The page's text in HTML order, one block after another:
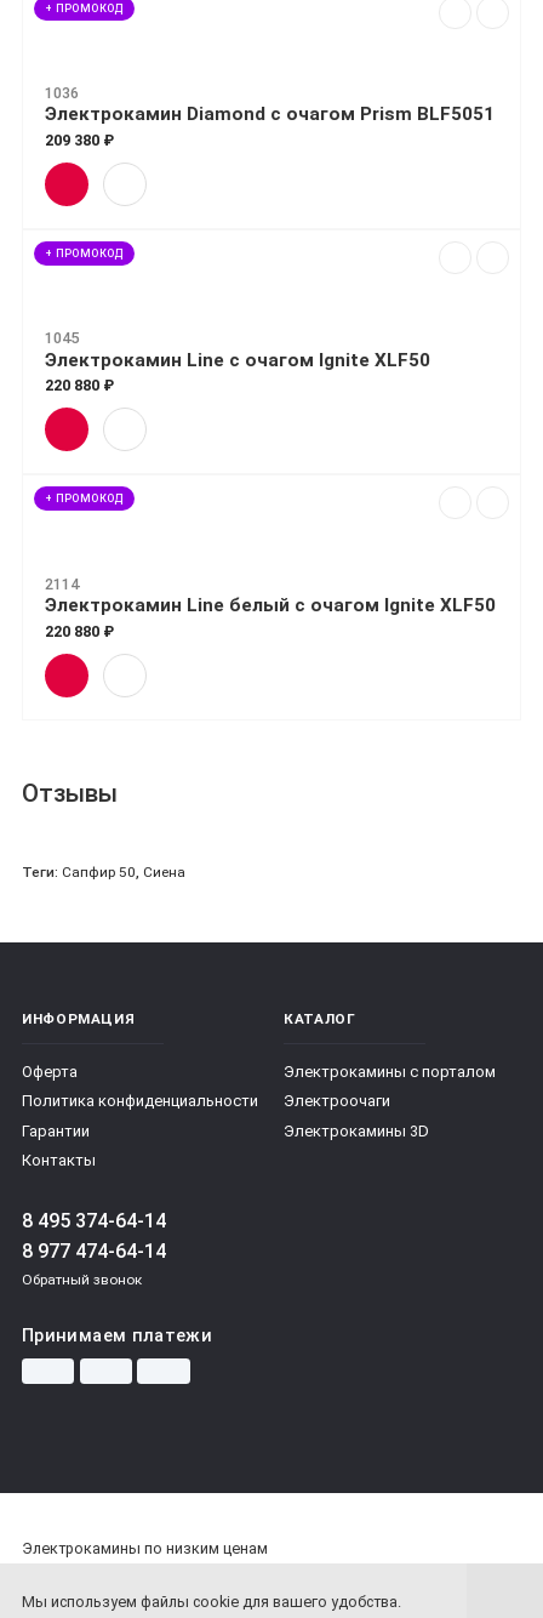
+ ПРОМОКОД
1036
Электрокамин Diamond с очагом Prism BLF5051
209 380 ₽
+ ПРОМОКОД
1045
Электрокамин Line с очагом Ignite XLF50
220 880 ₽
+ ПРОМОКОД
2114
Электрокамин Line белый с очагом Ignite XLF50
220 880 ₽
Отзывы
Теги: Сапфир 50, Сиена
Мы используем файлы cookie для вашего удобства.
ИНФОРМАЦИЯ
Оферта
Политика конфиденциальности
Гарантии
Контакты
КАТАЛОГ
Электрокамины с порталом
Электроочаги
Электрокамины 3D
8 495 374-64-14
8 977 474-64-14
Обратный звонок
Принимаем платежи
Электрокамины по низким ценам
У ВАС ЕСТЬ ВОПРОСЫ?